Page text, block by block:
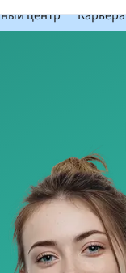
центр Карьера